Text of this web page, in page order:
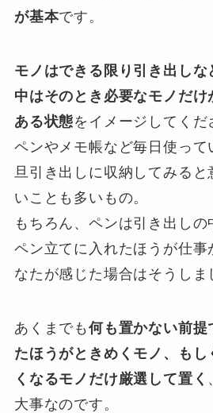
が基本です。
モノはできる限り引き出し
中はそのとき必要なモノだけ
ある状態をイメージしてくだ
ペンやメモ帳など毎日使って
旦引き出しに収納してみる
いことも多いもの。
もちろん、ペンは引き出し
ペン立てに入れたほうが仕事
なたが感じた場合はそうしま
あくまでも 何も置かない前提
たほうがときめくモノ、も
くなるモノだけ厳選して置く
大事なのです。